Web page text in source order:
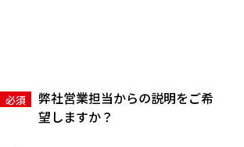
弊社営業担当からの説明をご希
望しますか？
必須